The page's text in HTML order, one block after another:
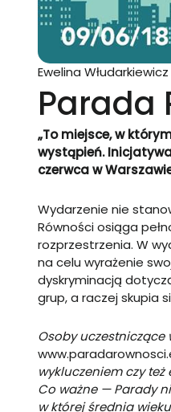
Ewelina Włudarkiewicz
Parada
„To miejsce, w
wystąpień.
czerwca w
Wydarzenie nie
Równości osiąga
rozprzestrzenia. W
na celu wyrażenie
dyskryminacją
grup, a raczej skupia
Osoby
wykluczeniem czy
Co ważne — Parady
w której średnia